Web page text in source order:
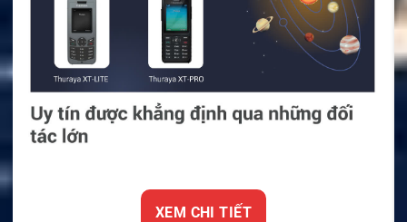
XEM CHI TIẾT